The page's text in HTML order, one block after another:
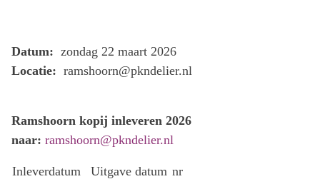
Datum: zondag 22 maart 2026
Locatie: ramshoorn@pkndelier.nl
Ramshoorn kopij inleveren 2026
naar: ramshoorn@pkndelier.nl
Inleverdatum Uitgave datum nr